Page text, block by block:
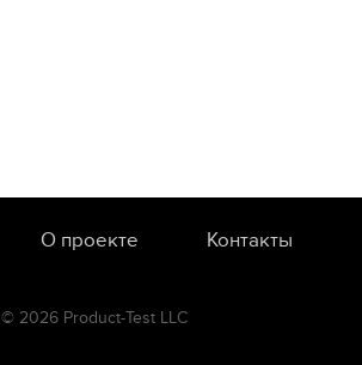
О проекте Контакты
© 2026 Product-Test LLC